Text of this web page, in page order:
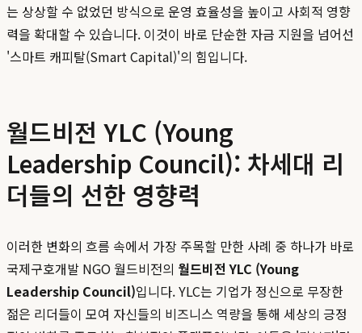
는 상상할 수 없었던 방식으로 운영 효율성을 높이고 사회적 영향
력을 확대할 수 있습니다. 이것이 바로 단순한 자금 지원을 넘어선
'스마트 캐피탈(Smart Capital)'의 힘입니다.
월드비전 YLC (Young
Leadership Council): 차세대 리
더들의 선한 영향력
이러한 변화의 흐름 속에서 가장 주목할 만한 사례 중 하나가 바로
국제구호개발 NGO 월드비전의 월드비전 YLC (Young
Leadership Council)입니다. YLC는 기업가 정신으로 무장한
젊은 리더들이 모여 자신들의 비즈니스 역량을 통해 세상의 긍정